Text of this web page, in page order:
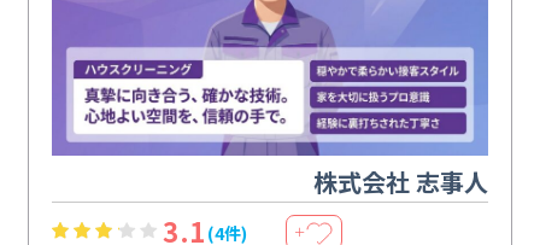
株式会社 志事人
3.1 (4件) ＋